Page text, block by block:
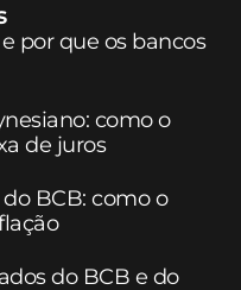
por que os bancos
como o
de juros
BCB: como o
do BCB e do